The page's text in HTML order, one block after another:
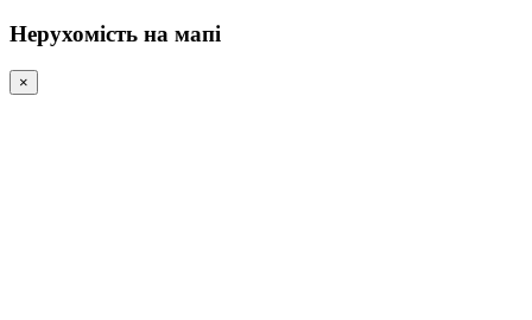
Нерухомість на мапі
×